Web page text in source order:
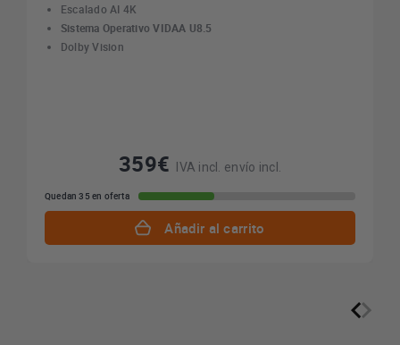
Escalado AI 4K
Sistema Operativo VIDAA U8.5
Dolby Vision
359€ IVA incl. envío incl.
Quedan 35 en oferta
Añadir al carrito